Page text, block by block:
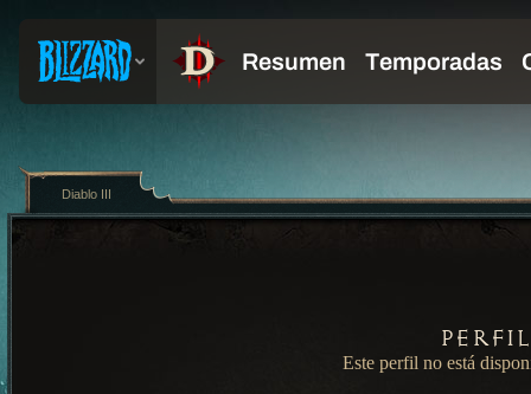
Este perfil no está
Diablo III